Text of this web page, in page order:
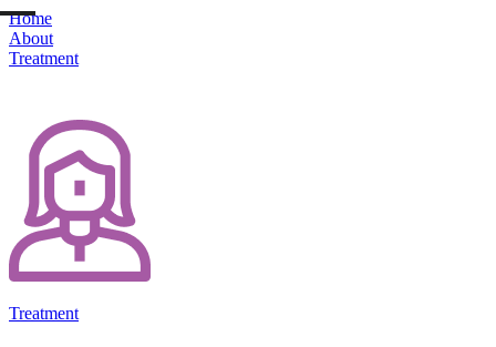
Home
About
Treatment
Treatment